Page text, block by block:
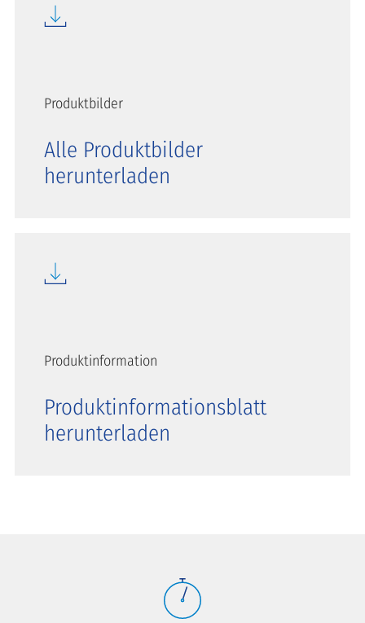
Produktbilder
Alle Produktbilder
herunterladen
Produktinformation
Produktinformationsblatt
herunterladen